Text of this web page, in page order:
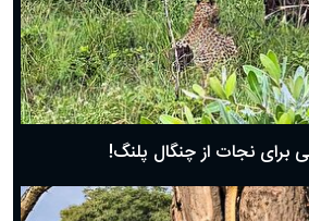
برای نجات از چنگال پلنگ!